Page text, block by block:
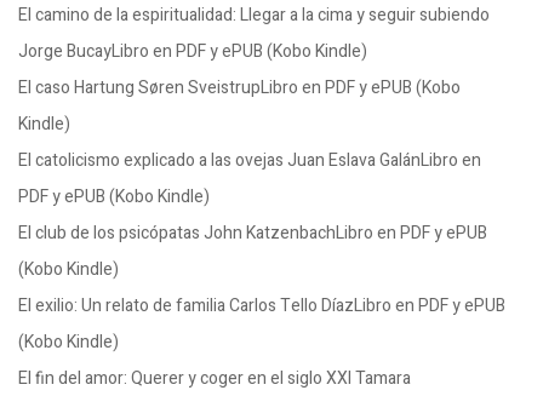
El camino de la espiritualidad: Llegar a la cima y seguir subiendo
Jorge BucayLibro en PDF y ePUB (Kobo Kindle)
El caso Hartung Søren SveistrupLibro en PDF y ePUB (Kobo
Kindle)
El catolicismo explicado a las ovejas Juan Eslava GalánLibro en
PDF y ePUB (Kobo Kindle)
El club de los psicópatas John KatzenbachLibro en PDF y ePUB
(Kobo Kindle)
El exilio: Un relato de familia Carlos Tello DíazLibro en PDF y ePUB
(Kobo Kindle)
El fin del amor: Querer y coger en el siglo XXI Tamara